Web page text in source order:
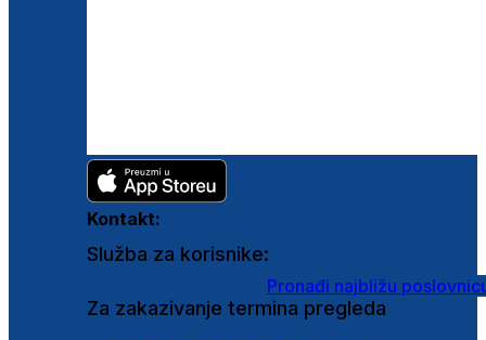
Kontakt:
Služba za korisnike:
Pronađi najbližu
Za zakazivanje termina pregleda